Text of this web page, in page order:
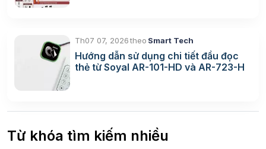
Th07 07, 2026theo Smart Tech
Hướng dẫn sử dụng chi tiết đầu đọc
thẻ từ Soyal AR-101-HD và AR-723-H
Từ khóa tìm kiếm nhiều